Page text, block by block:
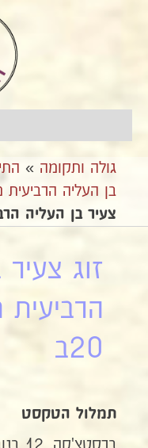
גולה ותקומה »
בן העליה
צעיר בן העליה
זוג
20ב
תמלול הטקסט